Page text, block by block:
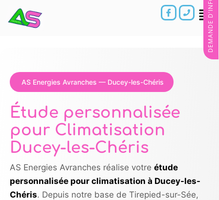
AS Energies Avranches — Ducey-les-Chéris
Étude personnalisée
pour Climatisation
Ducey-les-Chéris
AS Energies Avranches réalise votre étude
personnalisée pour climatisation à Ducey-les-
Chéris. Depuis notre base de Tirepied-sur-Sée,